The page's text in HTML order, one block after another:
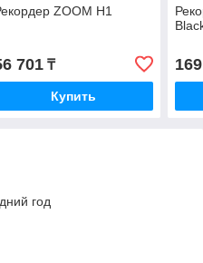
ZOOM H1
701₸
Купить
год